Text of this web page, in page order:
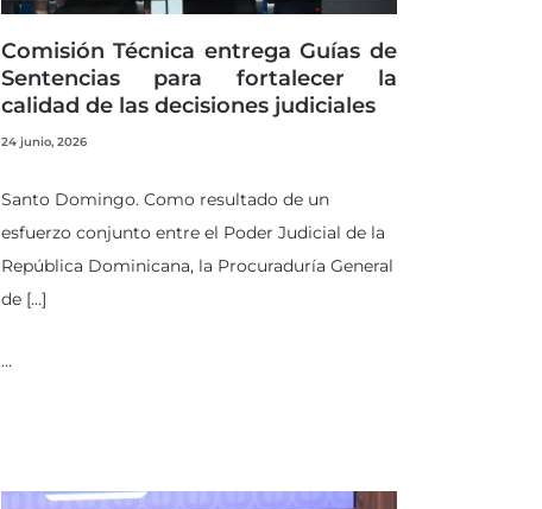
Comisión Técnica entrega Guías de
Sentencias para fortalecer la
calidad de las decisiones judiciales
24 junio, 2026
Santo Domingo. Como resultado de un
esfuerzo conjunto entre el Poder Judicial de la
República Dominicana, la Procuraduría General
de […]
…